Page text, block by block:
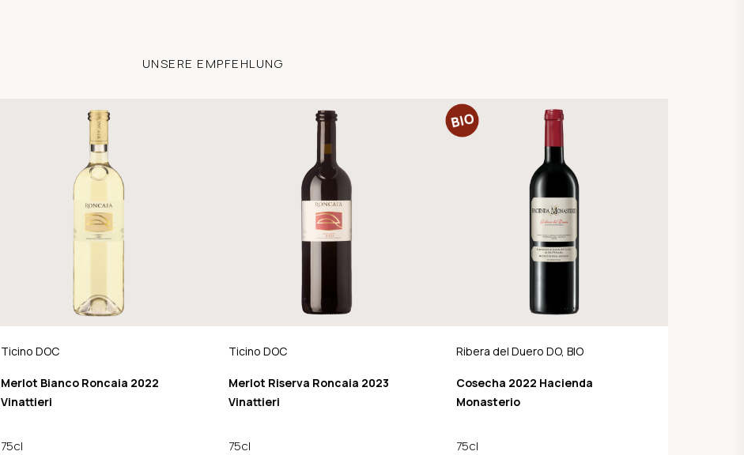
UNSERE EMPFEHLUNG
Ticino DOC
Merlot Bianco Roncaia 2022
Vinattieri
75cl
Ticino DOC
Merlot Riserva Roncaia 2023
Vinattieri
75cl
Ribera del Duero DO, BIO
Cosecha 2022 Hacienda
Monasterio
75cl